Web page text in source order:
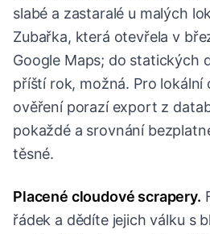
slabé a zastaralé u malých
Zubařka, která otevřela v
Google Maps; do statických
příští rok, možná. Pro lokální
ověření porazí export z
pokaždé a srovnání
těsné.
Placené cloudové scrapery.
řádek a dědíte jejich válku s